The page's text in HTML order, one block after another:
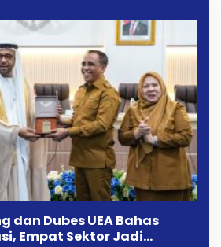
dan Dubes UEA Bahas
Empat Sektor Jadi